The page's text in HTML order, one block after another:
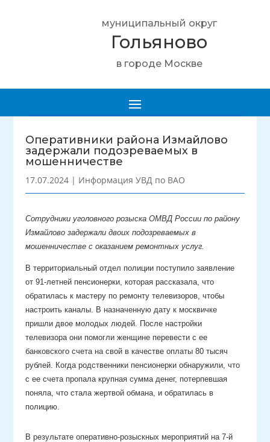
муниципальный округ
Гольяново
в городе Москве
Оперативники района Измайлово
задержали подозреваемых в
мошенничестве
17.07.2024 | Информация УВД по ВАО
Сотрудники уголовного розыска ОМВД России по району
Измайлово задержали двоих подозреваемых в
мошенничестве с оказанием ремонтных услуг.
В территориальный отдел полиции поступило заявление
от 91-летней пенсионерки, которая рассказала, что
обратилась к мастеру по ремонту телевизоров, чтобы
настроить каналы. В назначенную дату к москвичке
пришли двое молодых людей. После настройки
телевизора они помогли женщине перевести с ее
банковского счета на свой в качестве оплаты 80 тысяч
рублей. Когда родственники пенсионерки обнаружили, что
с ее счета пропала крупная сумма денег, потерпевшая
поняла, что стала жертвой обмана, и обратилась в
полицию.
В результате оперативно-розыскных мероприятий на 7-й